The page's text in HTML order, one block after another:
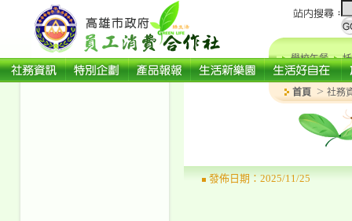
學校午餐
首頁 > 社務
發佈日期：2025/11/25